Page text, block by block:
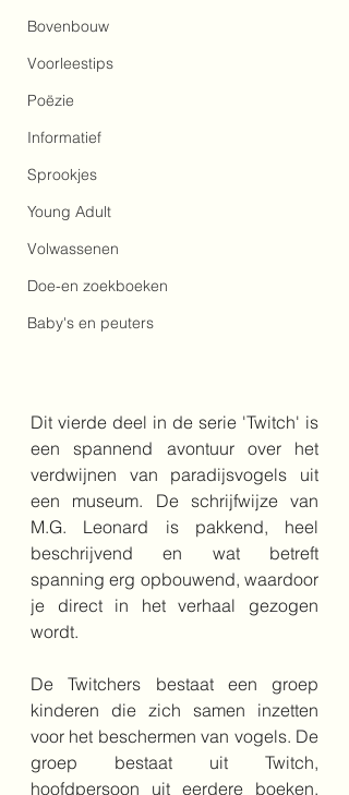
Bovenbouw
Voorleestips
Poëzie
Informatief
Sprookjes
Young Adult
Volwassenen
Doe-en zoekboeken
Baby's en peuters
Dit vierde deel in de serie 'Twitch' is
een spannend avontuur over het
verdwijnen van paradijsvogels uit
een museum. De schrijfwijze van
M.G. Leonard is pakkend, heel
beschrijvend en wat betreft
spanning erg opbouwend, waardoor
je direct in het verhaal gezogen
wordt.
De Twitchers bestaat een groep
kinderen die zich samen inzetten
voor het beschermen van vogels. De
groep bestaat uit Twitch,
hoofdpersoon uit eerdere boeken,